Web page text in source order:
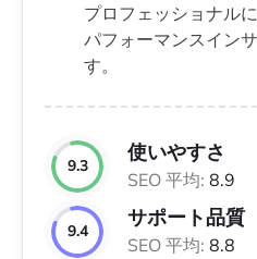
プロフェッショナル
パフォーマンスイン
す。
9.3
使いやすさ
SEO 平均: 8.9
9.4
サポート品質
SEO 平均: 8.8